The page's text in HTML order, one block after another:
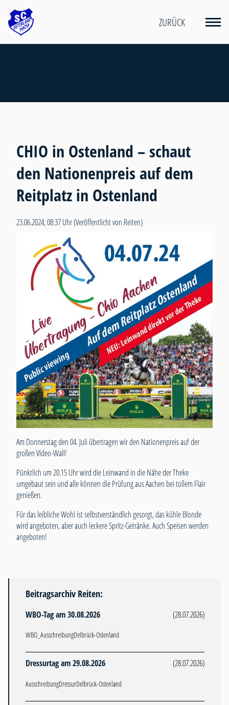
ZURÜCK
CHIO in Ostenland – schaut
den Nationenpreis auf dem
Reitplatz in Ostenland
23.06.2024, 08:37 Uhr(Veröffentlicht von Reiten)
Am Donnerstag den 04. Juli übertragen wir den Nationenpreis auf der
großen Video-Wall!
Pünktlich um 20.15 Uhr wird die Leinwand in die Nähe der Theke
umgebaut sein und alle können die Prüfung aus Aachen bei tollem Flair
genießen.
Für das leibliche Wohl ist selbstverständlich gesorgt, das kühle Blonde
wird angeboten, aber auch leckere Spritz-Getränke. Auch Speisen werden
angeboten!
Beitragsarchiv Reiten:
WBO-Tag am 30.08.2026 (28.07.2026)
WBO_AusschreibungDelbrück-Ostenland
Dressurtag am 29.08.2026 (28.07.2026)
AusschreibungDressurDelbrück-Ostenland